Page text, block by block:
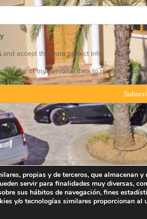
and accept the Dataprotect info
the use of my personal data to receive
© 2025 Property Consulting Spain By
propias y de terceros, que almacenan
servir para finalidades muy diversas,
sus hábitos de navegación, fines
y/o tecnologías similares proporcionan al